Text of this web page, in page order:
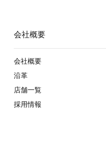
会社概要
会社概要
沿革
店舗一覧
採用情報